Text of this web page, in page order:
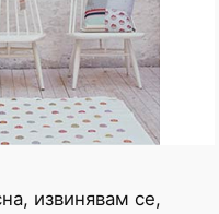
извинявам се,